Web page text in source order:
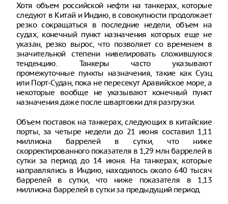
Хотя объем российской нефти на танкерах, которые
следуют в Китай и Индию, в совокупности продолжает
резко сокращаться в последние недели, объем на
судах, конечный пункт назначения которых еще не
указан, резко вырос, что позволяет со временем в
значительной степени нивелировать сложившуюся
тенденцию. Танкеры часто указывают
промежуточные пункты назначения, такие как Суэц
или Порт-Судан, пока не пересекут Аравийское море, а
некоторые вообще не указывают конечный пункт
назначения даже после швартовки для разгрузки.
Объем поставок на танкерах, следующих в китайские
порты, за четыре недели до 21 июня составил 1,11
миллиона баррелей в сутки, что ниже
скорректированного показателя в 1,29 млн баррелей в
сутки за период до 14 июня. На танкерах, которые
направлялись в Индию, находилось около 640 тысяч
баррелей в сутки, что ниже показателя в 1,13
миллиона баррелей в сутки за предыдущий период.